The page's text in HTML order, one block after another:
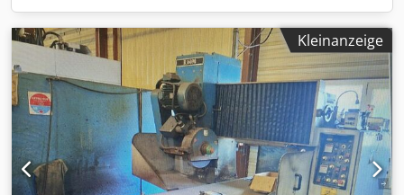
Kleinanzeige